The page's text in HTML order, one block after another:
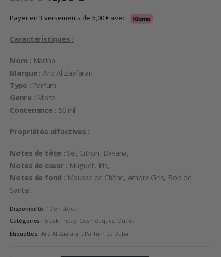
prix
initial
29,99 €.
actuel
Payer en 3 versements de 5,00€ avec
Caractéristiques :
Nom : Marina
Marque : Ard Al Zaafaran
Type : Parfum
Genre : Mixte
Contenance : 50 ml
Propriétés olfactives :
Notes de tête : Sel, Citron, Davana,
Notes de cœur : Muguet, Iris,
Notes de fond : Mousse de Chêne, Ambre Gris, Bois de
Santal.
Disponibilité: 10 en stock
Catégories : Black Friday, Cosmétiques, Outlet
Étiquettes : Ard Al Zaafaran, Parfum de Dubai